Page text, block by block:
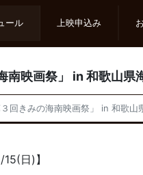
ール 上映申込み
映画祭」 in 和歌山県
回きみの海南映画祭」 in 和歌山
日)】